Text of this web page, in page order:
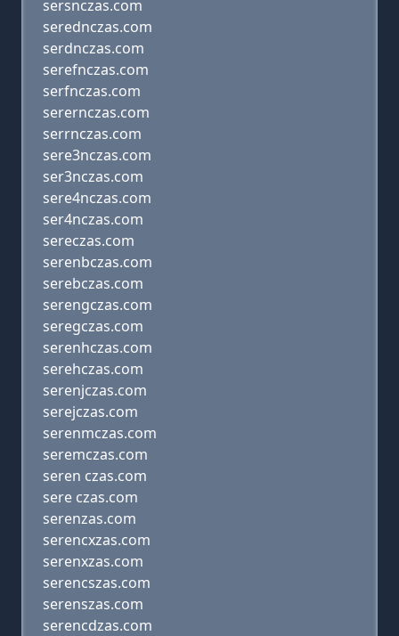
sersnczas.com
serednczas.com
serdnczas.com
serefnczas.com
serfnczas.com
serernczas.com
serrnczas.com
sere3nczas.com
ser3nczas.com
sere4nczas.com
ser4nczas.com
sereczas.com
serenbczas.com
serebczas.com
serengczas.com
seregczas.com
serenhczas.com
serehczas.com
serenjczas.com
serejczas.com
serenmczas.com
seremczas.com
seren czas.com
sere czas.com
serenzas.com
serencxzas.com
serenxzas.com
serencszas.com
serenszas.com
serencdzas.com